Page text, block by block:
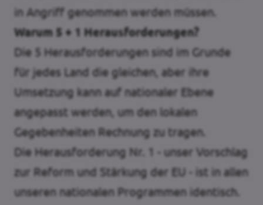
in Angriff genommen werden müssen.
Warum 5 + 1 Herausforderungen?
Die 5 Herausforderungen sind im Grunde
für jedes Land die gleichen, aber ihre
Umsetzung kann auf nationaler Ebene
angepasst werden, um den lokalen
Gegebenheiten Rechnung zu tragen.
Die Herausforderung Nr. 1 - unser Vorschlag
zur Reform und Stärkung der EU - ist in allen
unseren nationalen Programmen identisch.